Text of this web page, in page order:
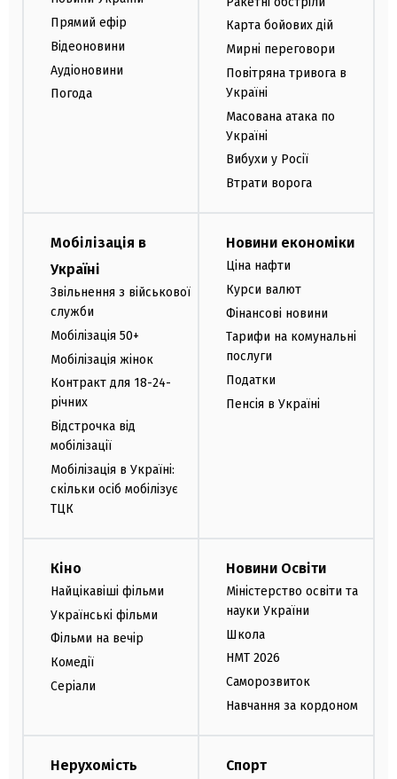
Прямий ефір
Відеоновини
Аудіоновини
Погода
Карта бойових дій
Мирні переговори
Повітряна тривога в
Україні
Масована атака по
Україні
Вибухи у Росії
Втрати ворога
Мобілізація в
Україні
Звільнення з військової
служби
Мобілізація 50+
Мобілізація жінок
Контракт для 18-24-
річних
Відстрочка від
мобілізації
Мобілізація в Україні:
скільки осіб мобілізує
ТЦК
Новини економіки
Ціна нафти
Курси валют
Фінансові новини
Тарифи на комунальні
послуги
Податки
Пенсія в Україні
Кіно
Найцікавіші фільми
Українські фільми
Фільми на вечір
Комедії
Серіали
Новини Освіти
Міністерство освіти та
науки України
Школа
НМТ 2026
Саморозвиток
Навчання за кордоном
Нерухомість Спорт